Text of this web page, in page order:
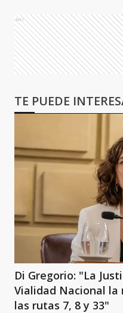
Ads
TE PUEDE
Di Gregorio: "La
Vialidad Nacional
las rutas 7, 8 y 33"